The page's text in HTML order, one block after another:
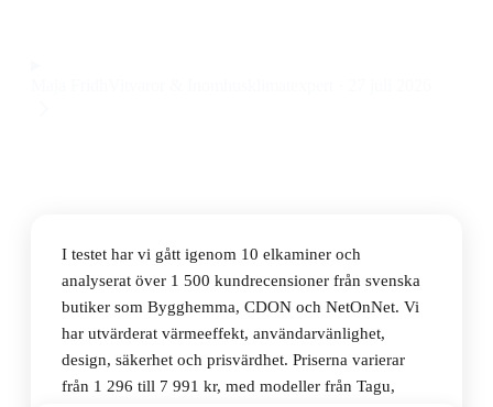
I testet har vi gått igenom 10 elkaminer och
analyserat över 1 500 kundrecensioner från svenska
butiker som Bygghemma, CDON och NetOnNet. Vi
har utvärderat värmeeffekt, användarvänlighet,
design, säkerhet och prisvärdhet. Priserna varierar
från 1 296 till 7 991 kr, med modeller från Tagu,